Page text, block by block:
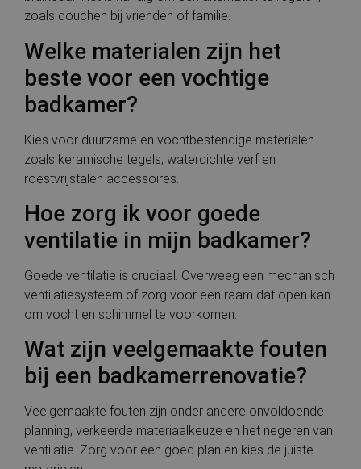
zoals douchen bij vrienden of familie.
Welke materialen zijn het
beste voor een vochtige
badkamer?
Kies voor duurzame en vochtbestendige materialen
zoals keramische tegels, waterdichte verf en
roestvrijstalen accessoires.
Hoe zorg ik voor goede
ventilatie in mijn badkamer?
Goede ventilatie is cruciaal. Overweeg een mechanisch
ventilatiesysteem of zorg voor een raam dat open kan
om vocht en schimmel te voorkomen.
Wat zijn veelgemaakte fouten
bij een badkamerrenovatie?
Veelgemaakte fouten zijn onder andere onvoldoende
planning, verkeerde materiaalkeuze en het negeren van
ventilatie. Zorg voor een goed plan en kies de juiste